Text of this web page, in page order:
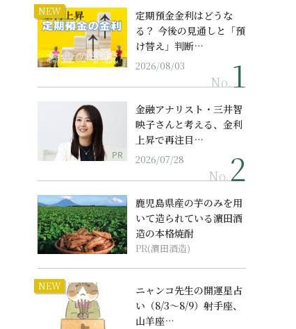
NEW
定期預金金利はどうな
る？ 今後の見通しと「預
け替え」判断…
2026/08/03
No.
PR
金融アナリスト・三井智
映子さんと考える、金利
上昇で再注目…
2026/07/28
No.
鹿児島県産の芋のみを用
いて造られている濵田酒
造の本格焼酎
PR(濵田酒造)
NEW
ニャンコ先生の開運星占
い（8/3～8/9）射手座、
山羊座…